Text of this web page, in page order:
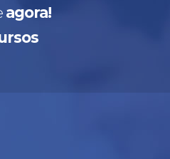
agora!